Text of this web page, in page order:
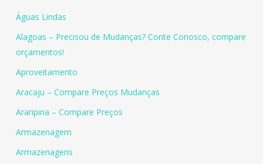
Águas Lindas
Alagoas – Precisou de Mudanças? Conte Conosco, compare
orçamentos!
Aproveitamento
Aracaju – Compare Preços Mudanças
Araripina – Compare Preços
Armazenagem
Armazenagens